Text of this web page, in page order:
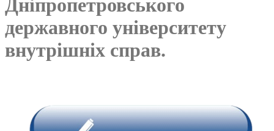
Дніпропетровського
державного університету
внутрішніх справ.